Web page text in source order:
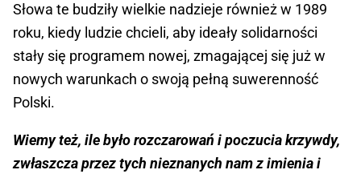
Słowa te budziły wielkie nadzieje również w 1989
roku, kiedy ludzie chcieli, aby ideały solidarności
stały się programem nowej, zmagającej się już w
nowych warunkach o swoją pełną suwerenność
Polski.
Wiemy też, ile było rozczarowań i poczucia krzywdy,
zwłaszcza przez tych nieznanych nam z imienia i